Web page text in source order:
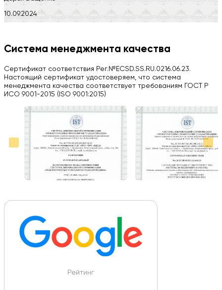
10.09.2024
H
03.09.2024
Вся работа выполнена в срок. Всем рекомендую
Больше отзывов на Google Maps
Система менеджмента качества
Сертификат соответствия Рег.№ECSD.SS.RU.0216.06.23.
Настоящий сертификат удостоверяем, что система
менеджмента качества соответствует требованиям ГОСТ Р
ИСО 9001-2015 (ISO 9001:2015)
Рейтинг